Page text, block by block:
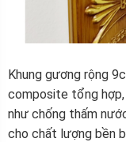
Khung gương rộng
composite tổng hợp,
như chống thấm
cho chất lượng bền